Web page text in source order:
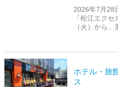
2026年7月
「松江エク
（火）から
ホテル・旅
ス